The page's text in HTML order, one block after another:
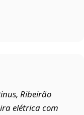
Ribeirão
elétrica com